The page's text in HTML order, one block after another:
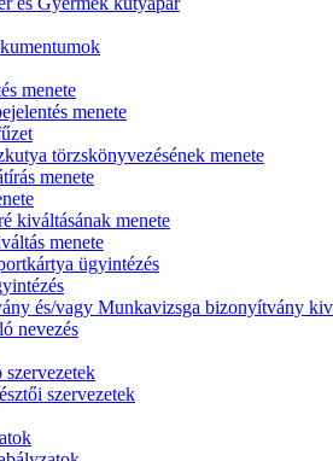
menete
menete
törzskönyvezésének menete
menete
kiváltásának menete
menete
ügyintézés
és/vagy Munkavizsga bizonyítvány
nevezés
szervezetek
szervezetek